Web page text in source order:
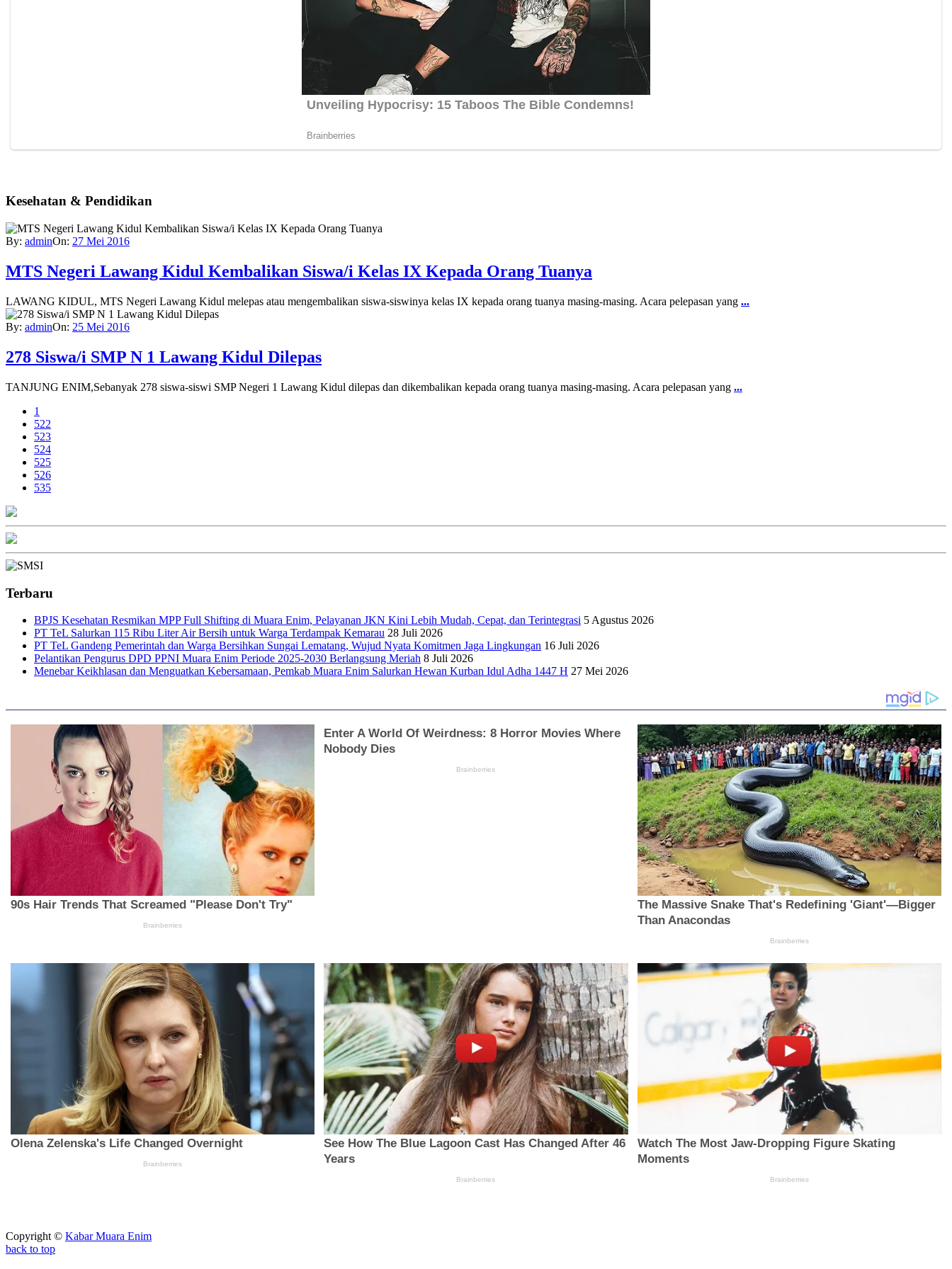
Kesehatan & Pendidikan
By: adminOn: 27 Mei 2016
MTS Negeri Lawang Kidul Kembalikan Siswa/i Kelas IX Kepada Orang Tuanya
LAWANG KIDUL, MTS Negeri Lawang Kidul melepas atau mengembalikan siswa-siswinya kelas IX kepada orang tuanya masing-masing. Acara pelepasan yang ...
By: adminOn: 25 Mei 2016
278 Siswa/i SMP N 1 Lawang Kidul Dilepas
TANJUNG ENIM,Sebanyak 278 siswa-siswi SMP Negeri 1 Lawang Kidul dilepas dan dikembalikan kepada orang tuanya masing-masing. Acara pelepasan yang ...
1
522
523
524
525
526
535
Terbaru
BPJS Kesehatan Resmikan MPP Full Shifting di Muara Enim, Pelayanan JKN Kini Lebih Mudah, Cepat, dan Terintegrasi 5 Agustus 2026
PT TeL Salurkan 115 Ribu Liter Air Bersih untuk Warga Terdampak Kemarau 28 Juli 2026
PT TeL Gandeng Pemerintah dan Warga Bersihkan Sungai Lematang, Wujud Nyata Komitmen Jaga Lingkungan 16 Juli 2026
Pelantikan Pengurus DPD PPNI Muara Enim Periode 2025-2030 Berlangsung Meriah 8 Juli 2026
Menebar Keikhlasan dan Menguatkan Kebersamaan, Pemkab Muara Enim Salurkan Hewan Kurban Idul Adha 1447 H 27 Mei 2026
Copyright © Kabar Muara Enim
back to top